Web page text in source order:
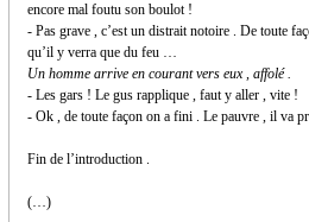
encore mal foutu son boulot !
- Pas grave , c’est un distrait notoire . De toute
qu’il y verra que du feu …
Un homme arrive en courant vers eux , affolé .
- Les gars ! Le gus rapplique , faut y aller , vite !
- Ok , de toute façon on a fini . Le pauvre , il va
Fin de l’introduction .
(…)